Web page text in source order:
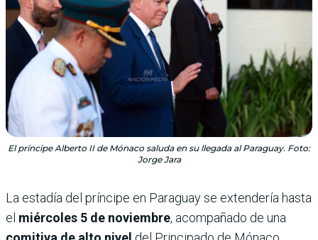
El príncipe Alberto II de Mónaco saluda en su llegada al Paraguay. Foto:
Jorge Jara
La estadía del príncipe en Paraguay se extendería hasta
el miércoles 5 de noviembre, acompañado de una